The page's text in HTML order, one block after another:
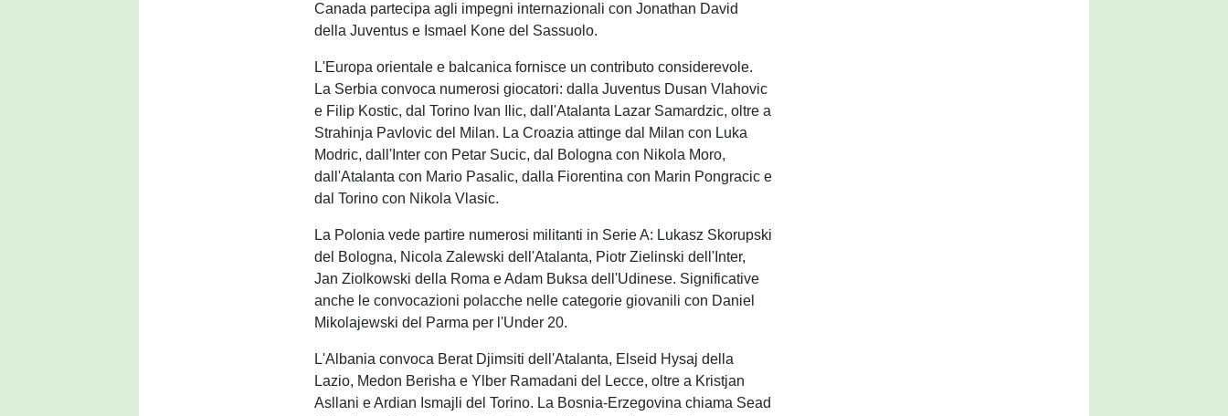
Canada partecipa agli impegni internazionali con Jonathan David
della Juventus e Ismael Kone del Sassuolo.
L'Europa orientale e balcanica fornisce un contributo considerevole.
La Serbia convoca numerosi giocatori: dalla Juventus Dusan Vlahovic
e Filip Kostic, dal Torino Ivan Ilic, dall'Atalanta Lazar Samardzic, oltre a
Strahinja Pavlovic del Milan. La Croazia attinge dal Milan con Luka
Modric, dall'Inter con Petar Sucic, dal Bologna con Nikola Moro,
dall'Atalanta con Mario Pasalic, dalla Fiorentina con Marin Pongracic e
dal Torino con Nikola Vlasic.
La Polonia vede partire numerosi militanti in Serie A: Lukasz Skorupski
del Bologna, Nicola Zalewski dell'Atalanta, Piotr Zielinski dell'Inter,
Jan Ziolkowski della Roma e Adam Buksa dell'Udinese. Significative
anche le convocazioni polacche nelle categorie giovanili con Daniel
Mikolajewski del Parma per l'Under 20.
L'Albania convoca Berat Djimsiti dell'Atalanta, Elseid Hysaj della
Lazio, Medon Berisha e Ylber Ramadani del Lecce, oltre a Kristjan
Asllani e Ardian Ismajli del Torino. La Bosnia-Erzegovina chiama Sead